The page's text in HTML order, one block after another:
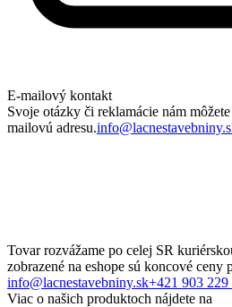
E-mailový kontakt
Svoje otázky či reklamácie nám
mailovú adresu.
Tovar rozvážame po celej SR
zobrazené na eshope sú koncové ceny
info@lacnestavebniny.sk+421 903 229
Viac o našich produktoch nájdete na